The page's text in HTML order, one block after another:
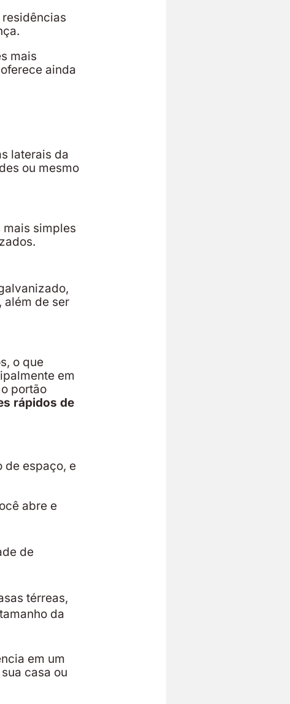
mais
ainda
laterais da
ou mesmo
mais simples
além de ser
o que
em
portão
rápidos de
de espaço, e
abre e
de
térreas,
da
em um
casa ou